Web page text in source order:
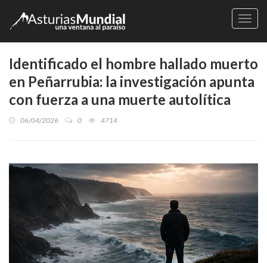
Identificado el hombre hallado muerto
en Peñarrubia: la investigación apunta
con fuerza a una muerte autolítica
06/04/2026 0 4714